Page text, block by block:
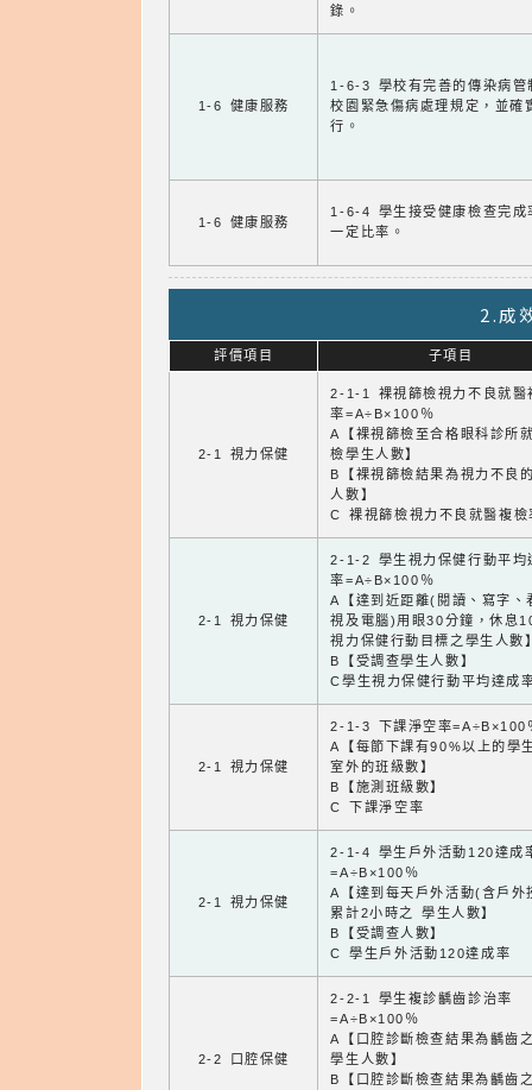
錄。
1-6 健康服務
1-6-3 學校有完善的傳染病管
校園緊急傷病處理規定，並確
行。
1-6 健康服務
1-6-4 學生接受健康檢查完成
一定比率。
2.成
評價項目 子項目
2-1 視力保健
2-1-1 裸視篩檢視力不良就醫
率=A÷B×100％
A【裸視篩檢至合格眼科診所
檢學生人數】
B【裸視篩檢結果為視力不良
人數】
C 裸視篩檢視力不良就醫複檢
2-1 視力保健
2-1-2 學生視力保健行動平均
率=A÷B×100％
A【達到近距離(閱讀、寫字、
視及電腦)用眼30分鐘，休息
視力保健行動目標之學生人數
B【受調查學生人數】
C學生視力保健行動平均達成
2-1 視力保健
2-1-3 下課淨空率=A÷B×100
A【每節下課有90%以上的學
室外的班級數】
B【施測班級數】
C 下課淨空率
2-1 視力保健
2-1-4 學生戶外活動120達成
=A÷B×100％
A【達到每天戶外活動(含戶外
累計2小時之 學生人數】
B【受調查人數】
C 學生戶外活動120達成率
2-2 口腔保健
2-2-1 學生複診齲齒診治率
=A÷B×100％
A【口腔診斷檢查結果為齲齒
學生人數】
B【口腔診斷檢查結果為齲齒